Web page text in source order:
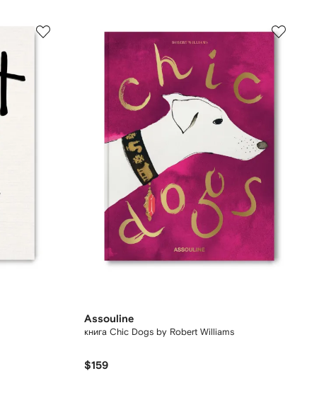
Assouline
книга Chic Dogs by Robert Williams
$159